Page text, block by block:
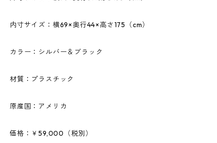
内寸サイズ：横69×奥行44×高さ175（cm）
カラー：シルバー＆ブラック
材質：プラスチック
原産国：アメリカ
価格：￥59,000（税別）